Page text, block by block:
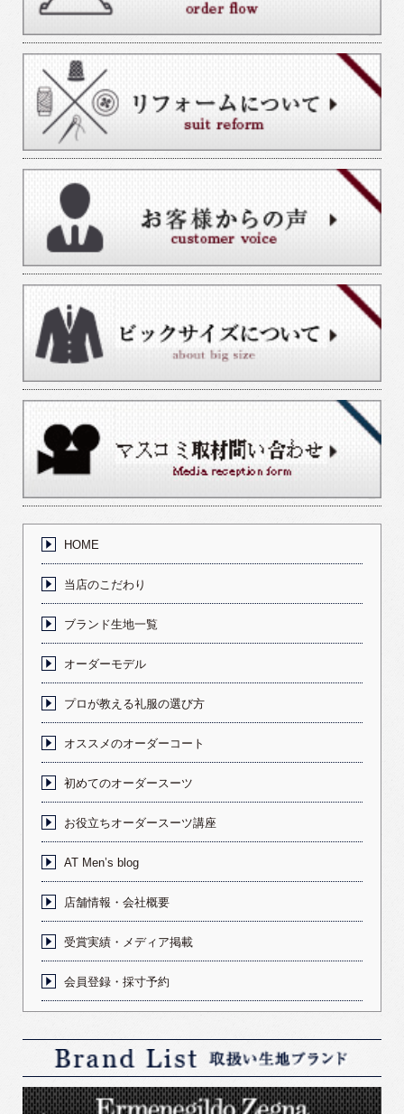
HOME
当店のこだわり
ブランド生地一覧
オーダーモデル
プロが教える礼服の選び方
オススメのオーダーコート
初めてのオーダースーツ
お役立ちオーダースーツ講座
AT Men’s blog
店舗情報・会社概要
受賞実績・メディア掲載
会員登録・採寸予約